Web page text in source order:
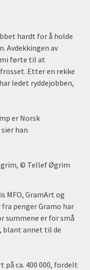
hardt for å holde
Avdekkingen av
førte til at
Etter en rekke
ledet ryddejobben,
er Norsk
han.
© Tellef Øgrim
MFO, GramArt og
penger Gramo har
summene er for små
annet til de
ca. 400 000, fordelt